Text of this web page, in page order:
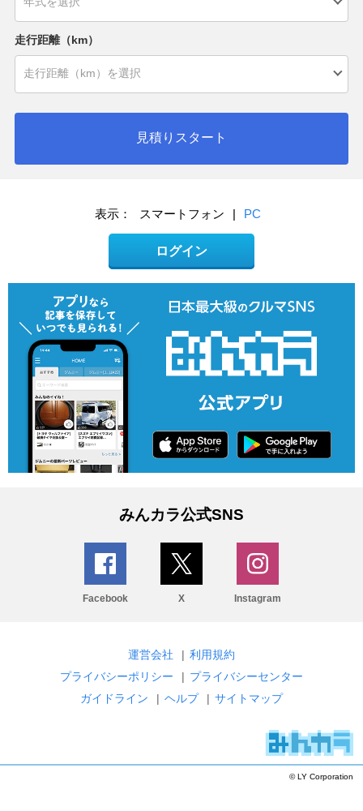
走行距離（km）
見積りスタート
表示： スマートフォン | PC
ログイン
みんカラ公式SNS
Facebook X Instagram
運営会社 | 利用規約
プライバシーポリシー
| プライバシーセンター
ガイドライン
| ヘルプ | サイトマップ
© LY Corporation